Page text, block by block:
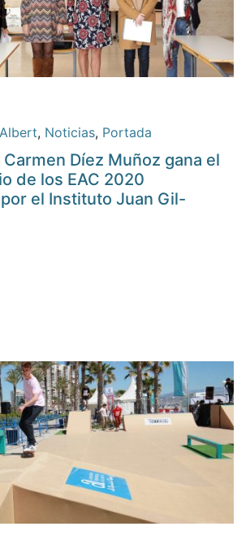
, Noticias, Portada
Díez Muñoz gana el
de los EAC 2020
el Instituto Juan Gil-